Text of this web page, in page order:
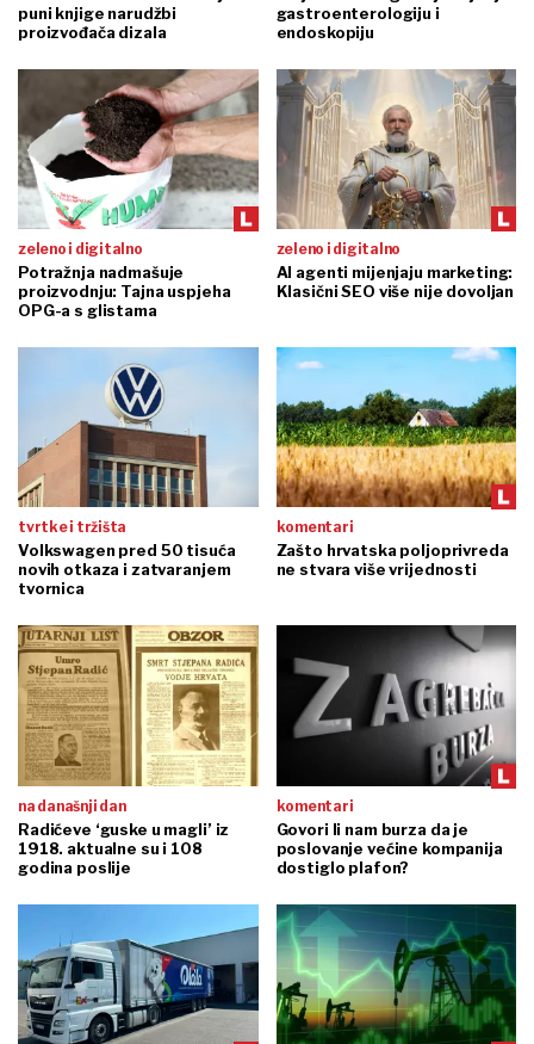
puni knjige narudžbi
proizvođača dizala
gastroenterologiju i
endoskopiju
zeleno i digitalno
Potražnja nadmašuje
proizvodnju: Tajna uspjeha
OPG-a s glistama
zeleno i digitalno
AI agenti mijenjaju marketing:
Klasični SEO više nije dovoljan
tvrtke i tržišta
Volkswagen pred 50 tisuća
novih otkaza i zatvaranjem
tvornica
komentari
Zašto hrvatska poljoprivreda
ne stvara više vrijednosti
na današnji dan
Radićeve ‘guske u magli’ iz
1918. aktualne su i 108
godina poslije
komentari
Govori li nam burza da je
poslovanje većine kompanija
dostiglo plafon?